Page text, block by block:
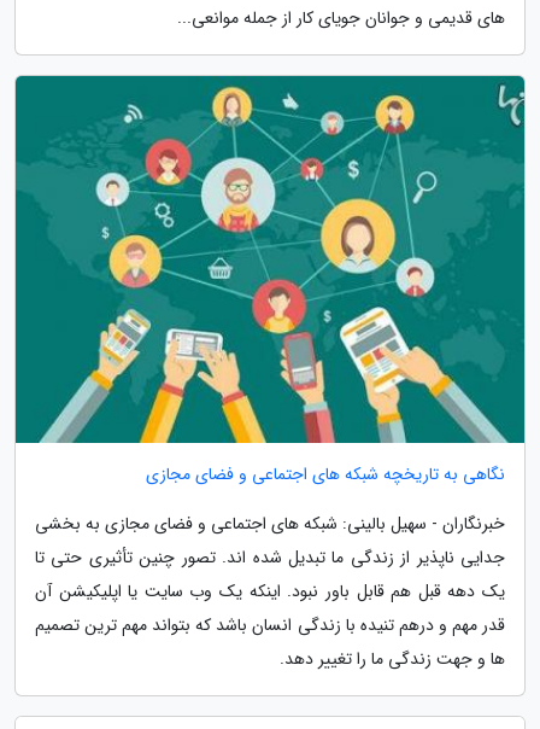
های قدیمی و جوانان جویای کار از جمله موانعی...
نگاهی به تاریخچه شبکه های اجتماعی و فضای مجازی
خبرنگاران - سهیل بالینی: شبکه های اجتماعی و فضای مجازی به بخشی
جدایی ناپذیر از زندگی ما تبدیل شده اند. تصور چنین تأثیری حتی تا
یک دهه قبل هم قابل باور نبود. اینکه یک وب سایت یا اپلیکیشن آن
قدر مهم و درهم تنیده با زندگی انسان باشد که بتواند مهم ترین تصمیم
ها و جهت زندگی ما را تغییر دهد.